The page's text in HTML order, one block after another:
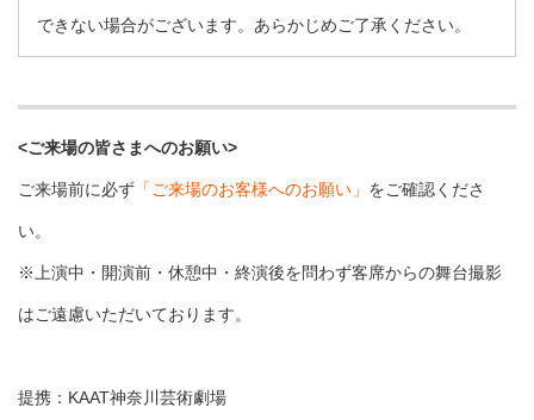
できない場合がございます。あらかじめご了承ください。
<ご来場の皆さまへのお願い>
ご来場前に必ず 「ご来場のお客様へのお願い」 をご確認くださ
い。
※上演中・開演前・休憩中・終演後を問わず客席からの舞台撮影
はご遠慮いただいております。
提携：KAAT神奈川芸術劇場